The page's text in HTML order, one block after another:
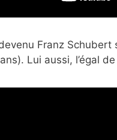
Franz Schubert
Lui aussi, l’égal